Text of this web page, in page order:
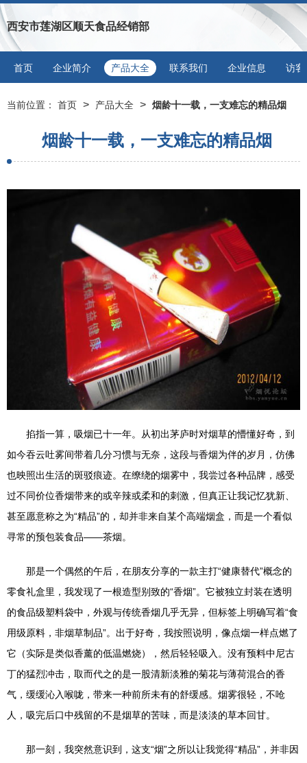
西安市莲湖区顺天食品经销部
首页 企业简介 产品大全 联系我们 企业信息 访客
当前位置： 首页 > 产品大全 > 烟龄十一载，一支难忘的精品烟
烟龄十一载，一支难忘的精品烟
掐指一算，吸烟已十一年。从初出茅庐时对烟草的懵懂好奇，到
如今吞云吐雾间带着几分习惯与无奈，这段与香烟为伴的岁月，仿佛
也映照出生活的斑驳痕迹。在缭绕的烟雾中，我尝过各种品牌，感受
过不同价位香烟带来的或辛辣或柔和的刺激，但真正让我记忆犹新、
甚至愿意称之为“精品”的，却并非来自某个高端烟盒，而是一个看似
寻常的预包装食品——茶烟。
那是一个偶然的午后，在朋友分享的一款主打“健康替代”概念的
零食礼盒里，我发现了一根造型别致的“香烟”。它被独立封装在透明
的食品级塑料袋中，外观与传统香烟几乎无异，但标签上明确写着“食
用级原料，非烟草制品”。出于好奇，我按照说明，像点烟一样点燃了
它（实际是类似香薰的低温燃烧），然后轻轻吸入。没有预料中尼古
丁的猛烈冲击，取而代之的是一股清新淡雅的菊花与薄荷混合的香
气，缓缓沁入喉咙，带来一种前所未有的舒缓感。烟雾很轻，不呛
人，吸完后口中残留的不是烟草的苦味，而是淡淡的草本回甘。
那一刻，我突然意识到，这支“烟”之所以让我觉得“精品”，并非因